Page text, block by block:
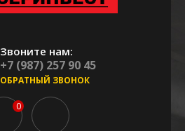
Звоните нам:
+7 (987) 257 90 45
ОБРАТНЫЙ ЗВОНОК
0